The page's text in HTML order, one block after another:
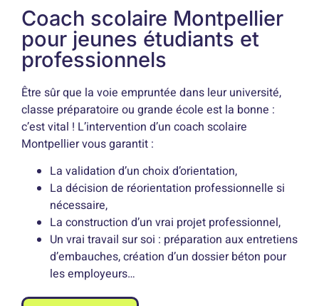
Coach scolaire Montpellier
pour jeunes étudiants et
professionnels
Être sûr que la voie empruntée dans leur université,
classe préparatoire ou grande école est la bonne :
c’est vital ! L’intervention d’un coach scolaire
Montpellier vous garantit :
La validation d’un choix d’orientation,
La décision de réorientation professionnelle si
nécessaire,
La construction d’un vrai projet professionnel,
Un vrai travail sur soi : préparation aux entretiens
d’embauches, création d’un dossier béton pour
les employeurs…